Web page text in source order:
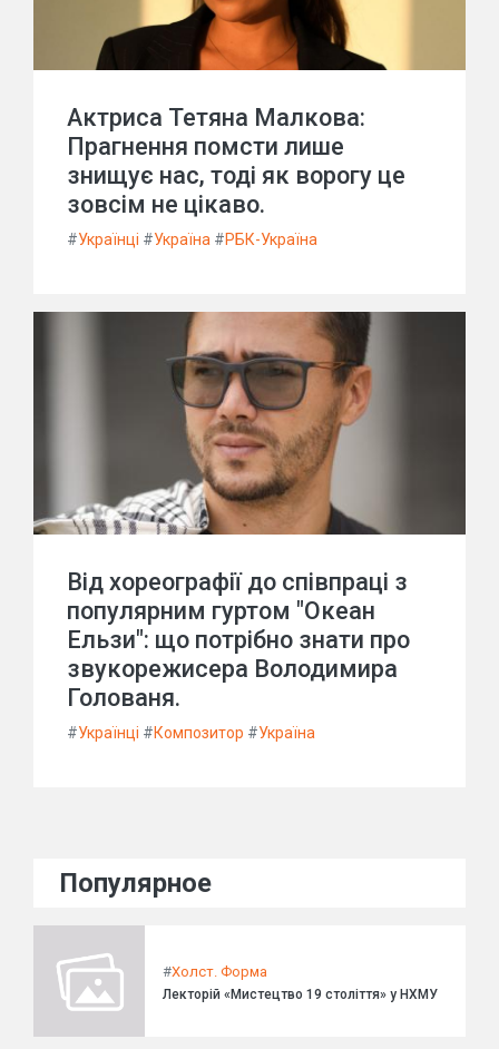
Актриса Тетяна Малкова:
Прагнення помсти лише
знищує нас, тоді як ворогу це
зовсім не цікаво.
#Українці #Україна #РБК-Україна
Від хореографії до співпраці з
популярним гуртом "Океан
Ельзи": що потрібно знати про
звукорежисера Володимира
Голованя.
#Українці #Композитор #Україна
Популярное
#Холст. Форма
Лекторій «Мистецтво 19 століття» у НХМУ